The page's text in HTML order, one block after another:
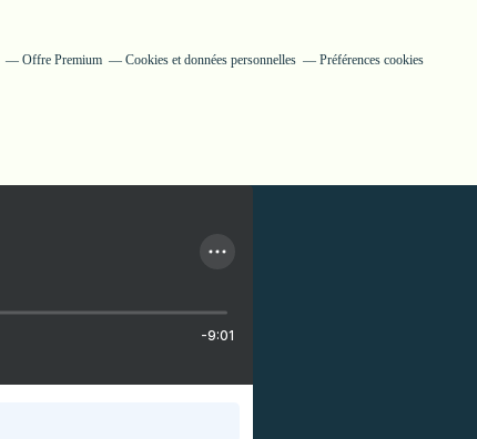
Offre Premium Cookies et données personnelles Préférences cookies
-9:01